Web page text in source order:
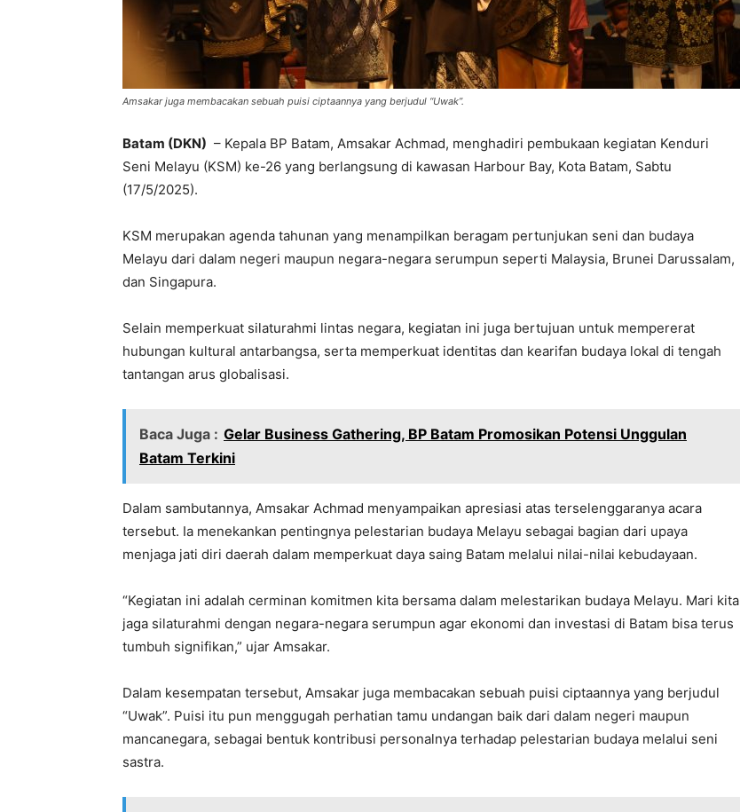
Amsakar juga membacakan sebuah puisi ciptaannya yang berjudul “Uwak”.
Batam (DKN) – Kepala BP Batam, Amsakar Achmad, menghadiri pembukaan kegiatan Kenduri
Seni Melayu (KSM) ke-26 yang berlangsung di kawasan Harbour Bay, Kota Batam, Sabtu
(17/5/2025).
KSM merupakan agenda tahunan yang menampilkan beragam pertunjukan seni dan budaya
Melayu dari dalam negeri maupun negara-negara serumpun seperti Malaysia, Brunei Darussalam,
dan Singapura.
Selain memperkuat silaturahmi lintas negara, kegiatan ini juga bertujuan untuk mempererat
hubungan kultural antarbangsa, serta memperkuat identitas dan kearifan budaya lokal di tengah
tantangan arus globalisasi.
Baca Juga : Gelar Business Gathering, BP Batam Promosikan Potensi Unggulan
Batam Terkini
Dalam sambutannya, Amsakar Achmad menyampaikan apresiasi atas terselenggaranya acara
tersebut. Ia menekankan pentingnya pelestarian budaya Melayu sebagai bagian dari upaya
menjaga jati diri daerah dalam memperkuat daya saing Batam melalui nilai-nilai kebudayaan.
“Kegiatan ini adalah cerminan komitmen kita bersama dalam melestarikan budaya Melayu. Mari kita
jaga silaturahmi dengan negara-negara serumpun agar ekonomi dan investasi di Batam bisa terus
tumbuh signifikan,” ujar Amsakar.
Dalam kesempatan tersebut, Amsakar juga membacakan sebuah puisi ciptaannya yang berjudul
“Uwak”. Puisi itu pun menggugah perhatian tamu undangan baik dari dalam negeri maupun
mancanegara, sebagai bentuk kontribusi personalnya terhadap pelestarian budaya melalui seni
sastra.